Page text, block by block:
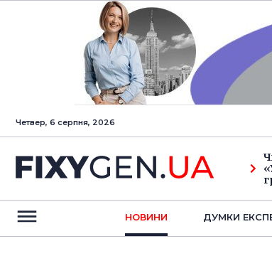
Четвер, 6 серпня, 2026
НОВИНИ ДУМКИ